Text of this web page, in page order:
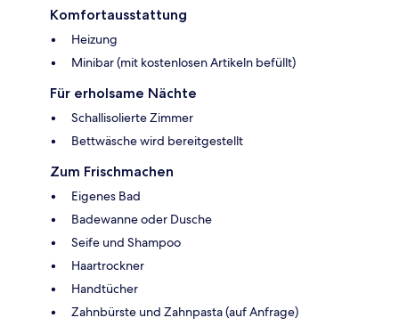
Komfortausstattung
Heizung
Minibar (mit kostenlosen Artikeln befüllt)
Für erholsame Nächte
Schallisolierte Zimmer
Bettwäsche wird bereitgestellt
Zum Frischmachen
Eigenes Bad
Badewanne oder Dusche
Seife und Shampoo
Haartrockner
Handtücher
Zahnbürste und Zahnpasta (auf Anfrage)